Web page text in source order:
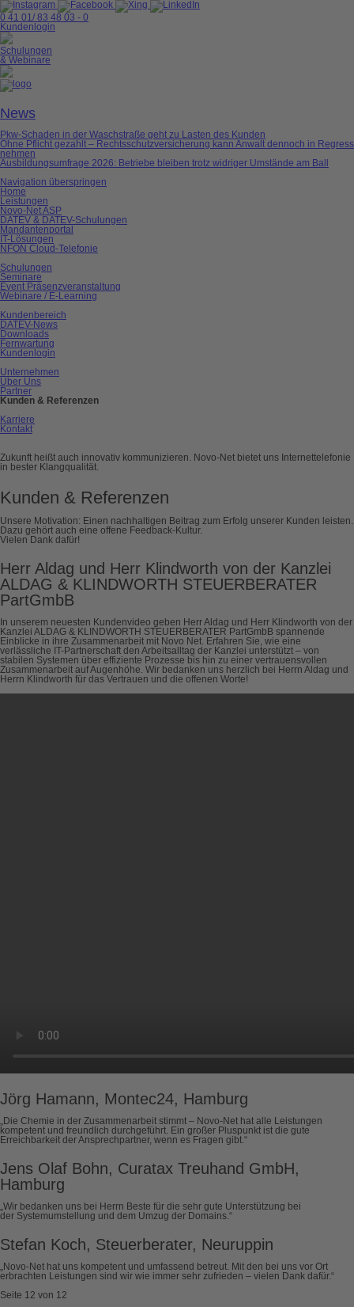
0 41 01/ 83 48 03 - 0
Kundenlogin
Schulungen
& Webinare
News
Pkw-Schaden in der Waschstraße geht zu Lasten des Kunden
Ohne Pflicht gezahlt – Rechtsschutzversicherung kann Anwalt dennoch in Regress
nehmen
Ausbildungsumfrage 2026: Betriebe bleiben trotz widriger Umstände am Ball
Navigation überspringen
Home
Leistungen
Novo-Net ASP
DATEV & DATEV-Schulungen
Mandantenportal
IT-Lösungen
NFON Cloud-Telefonie
Schulungen
Seminare
Event Präsenzveranstaltung
Webinare / E-Learning
Kundenbereich
DATEV-News
Downloads
Fernwartung
Kundenlogin
Unternehmen
Über Uns
Partner
Kunden & Referenzen
Karriere
Kontakt
Zukunft heißt auch innovativ kommunizieren. Novo-Net bietet uns Internettelefonie
in bester Klangqualität.
Kunden & Referenzen
Unsere Motivation: Einen nachhaltigen Beitrag zum Erfolg unserer Kunden leisten.
Dazu gehört auch eine offene Feedback-Kultur.
Vielen Dank dafür!
Herr Aldag und Herr Klindworth von der Kanzlei
ALDAG & KLINDWORTH STEUERBERATER
PartGmbB
In unserem neuesten Kundenvideo geben Herr Aldag und Herr Klindworth von der
Kanzlei ALDAG & KLINDWORTH STEUERBERATER PartGmbB spannende
Einblicke in ihre Zusammenarbeit mit Novo Net. Erfahren Sie, wie eine
verlässliche IT-Partnerschaft den Arbeitsalltag der Kanzlei unterstützt – von
stabilen Systemen über effiziente Prozesse bis hin zu einer vertrauensvollen
Zusammenarbeit auf Augenhöhe. Wir bedanken uns herzlich bei Herrn Aldag und
Herrn Klindworth für das Vertrauen und die offenen Worte!
Jörg Hamann, Montec24, Hamburg
„Die Chemie in der Zusammenarbeit stimmt – Novo-Net hat alle Leistungen
kompetent und freundlich durchgeführt. Ein großer Pluspunkt ist die gute
Erreichbarkeit der Ansprechpartner, wenn es Fragen gibt.“
Jens Olaf Bohn, Curatax Treuhand GmbH,
Hamburg
„Wir bedanken uns bei Herrn Beste für die sehr gute Unterstützung bei
der Systemumstellung und dem Umzug der Domains.“
Stefan Koch, Steuerberater, Neuruppin
„Novo-Net hat uns kompetent und umfassend betreut. Mit den bei uns vor Ort
erbrachten Leistungen sind wir wie immer sehr zufrieden – vielen Dank dafür.“
Seite 12 von 12